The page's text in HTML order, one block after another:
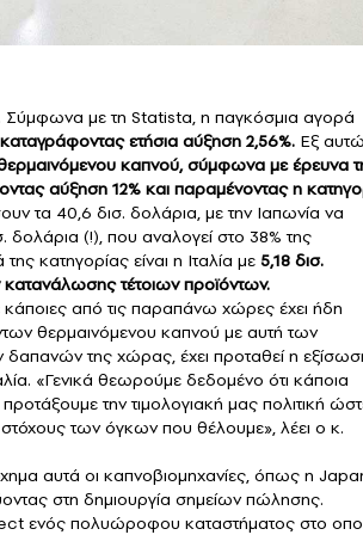
Σύμφωνα με τη Statista, η παγκόσμια αγορά
ετήσια αύξηση 2,56%. Εξ
καπνού, σύμφωνα με έρευνα
αύξηση 12% και παραμένοντας η
τα 40,6 δισ. δολάρια, με την Ιαπωνία να
δολάρια (!), που αναλογεί στο 38% της
κατηγορίας είναι η Ιταλία με 5,18 δισ.
τέτοιων προϊόντων.
κάποιες από τις παραπάνω χώρες έχει ήδη
θερμαινόμενου καπνού με αυτή των
της χώρας, έχει προταθεί η
«Γενικά θεωρούμε δεδομένο ότι κάποια
την τιμολογιακή μας πολιτική
των όγκων που θέλουμε», λέει ο κ.
αυτά οι καπνοβιομηχανίες, όπως η
στη δημιουργία σημείων πώλησης.
ενός πολυώροφου καταστήματος στο